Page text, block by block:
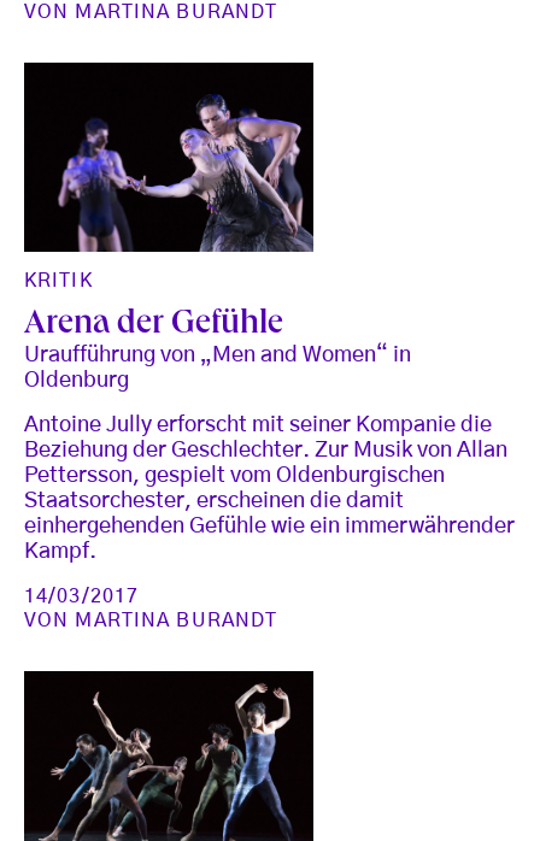
VON MARTINA BURANDT
KRITIK
Arena der Gefühle
Uraufführung von „Men and Women“ in
Oldenburg
Antoine Jully erforscht mit seiner Kompanie die
Beziehung der Geschlechter. Zur Musik von Allan
Pettersson, gespielt vom Oldenburgischen
Staatsorchester, erscheinen die damit
einhergehenden Gefühle wie ein immerwährender
Kampf.
14/03/2017
VON MARTINA BURANDT